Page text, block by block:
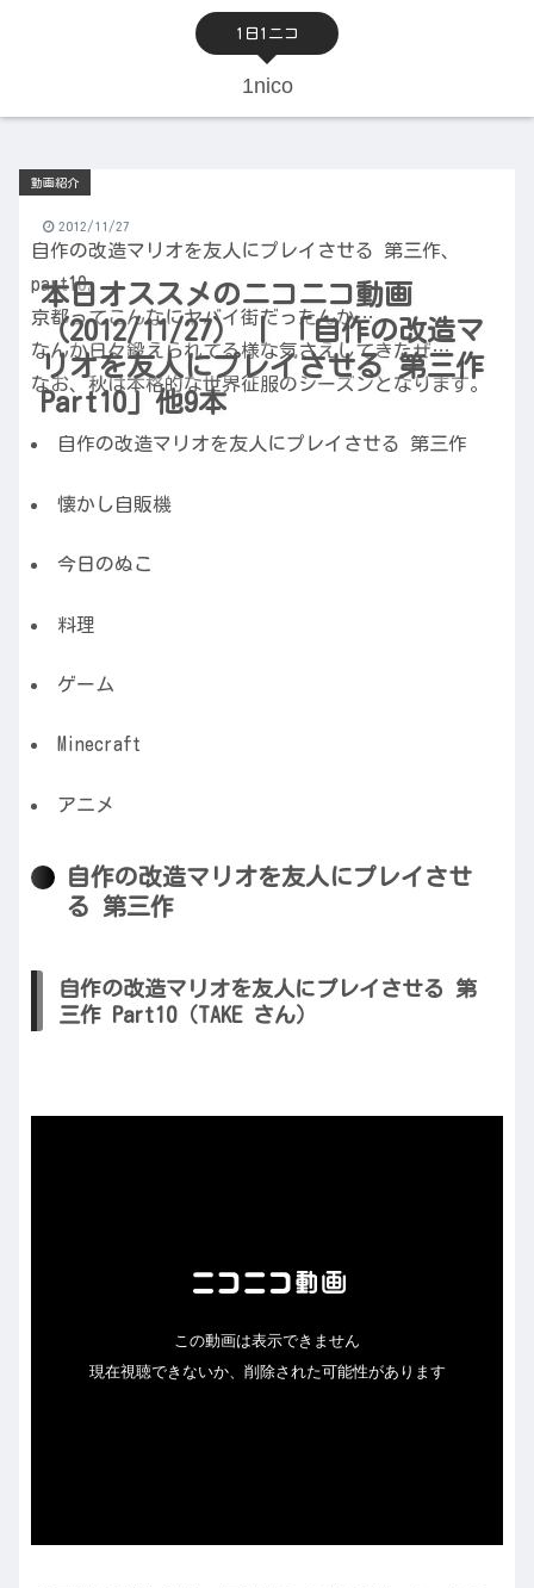
1日1ニコ
1nico
本日オススメのニコニコ動画
（2012/11/27） | 「自作の改造マ
リオを友人にプレイさせる 第三作
Part10」他9本
動画紹介
2012/11/27
自作の改造マリオを友人にプレイさせる 第三作、
part10。
京都ってこんなにヤバイ街だったんか…
なんか日々鍛えられてる様な気さえしてきたぜ…
なお、秋は本格的な世界征服のシーズンとなります。
自作の改造マリオを友人にプレイさせる 第三作
懐かし自販機
今日のぬこ
料理
ゲーム
Minecraft
アニメ
自作の改造マリオを友人にプレイさせ
る 第三作
自作の改造マリオを友人にプレイさせる 第
三作 Part10（TAKE さん）